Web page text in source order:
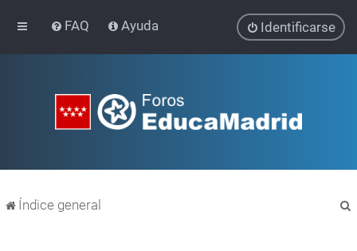
FAQ Ayuda Identificarse
Índice general